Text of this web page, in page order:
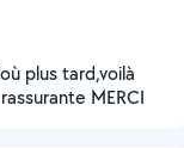
plus tard,voilà
MERCI